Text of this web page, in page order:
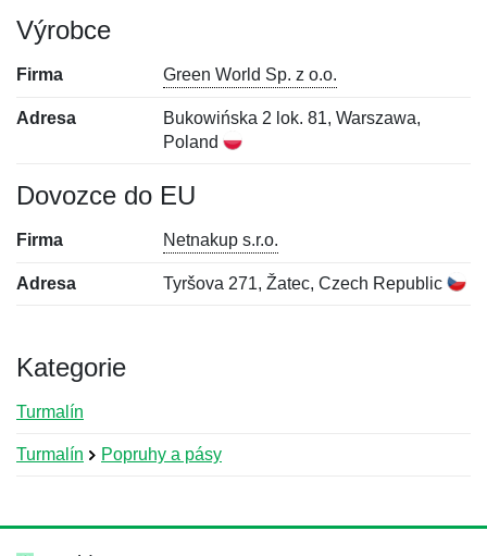
Výrobce
Firma Green World Sp. z o.o.
Adresa
Bukowińska 2 lok. 81, Warszawa,
Poland
Dovozce do EU
Firma Netnakup s.r.o.
Adresa Tyršova 271, Žatec, Czech Republic
Kategorie
Turmalín
Turmalín Popruhy a pásy
Hodnocení:
Jméno: